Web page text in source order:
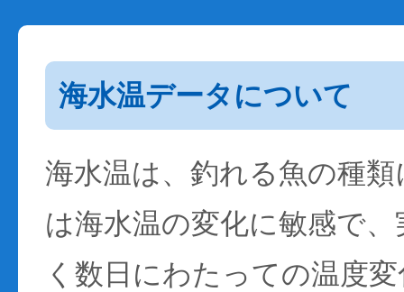
海水温データについて
海水温は、釣れる魚の種
は海水温の変化に敏感で
く数日にわたっての温度